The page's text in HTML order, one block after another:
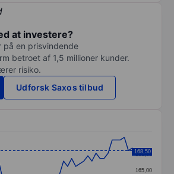
at investere?
på en prisvindende
betroet af 1,5 millioner kunder.
risiko.
Udforsk Saxos tilbud
data points.
165,00
168,00
168,50